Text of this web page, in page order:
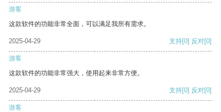
游客
这款软件的功能非常全面，可以满足我所有需求。
2025-04-29 支持[0] 反对[0]
游客
这款软件的功能非常强大，使用起来非常方便。
2025-04-29 支持[0] 反对[0]
游客